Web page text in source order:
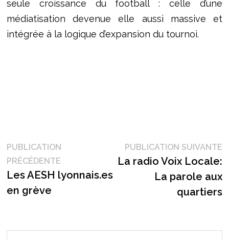
seule croissance du football : celle d’une
médiatisation devenue elle aussi massive et
intégrée à la logique d’expansion du tournoi.
Navigation
de
l’article
PUBLICATION
PRÉCÉDENTEPublication
précédente :
Les AESH lyonnais.es
en grève
PUBLICATION SUIVANTE
La radio Voix Locale:
La parole aux
quartiers